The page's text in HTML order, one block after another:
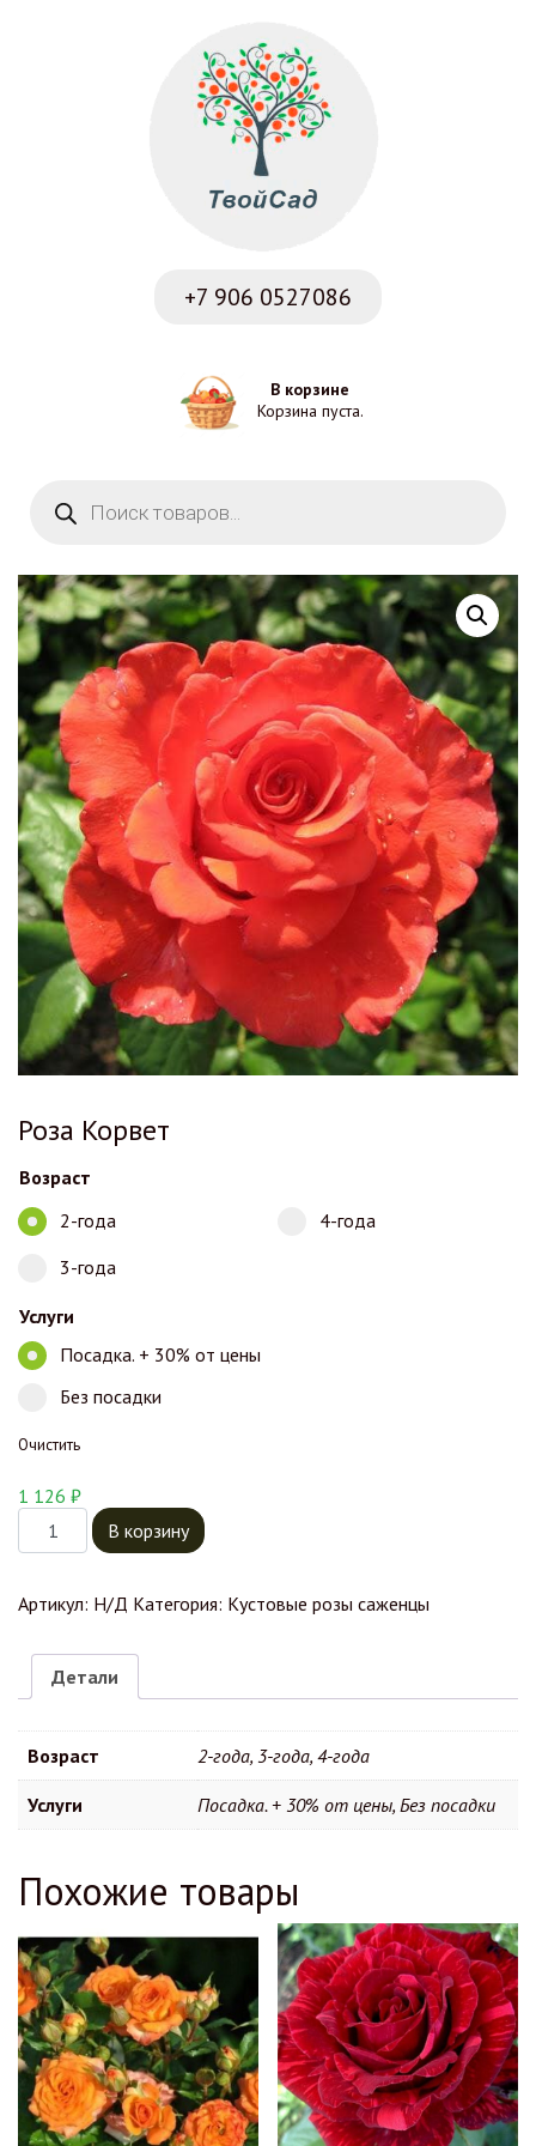
+7 906 0527086
В корзине
Корзина пуста.
Роза Корвет
Возраст
2-года
3-года
4-года
Услуги
Посадка. + 30% от цены
Без посадки
Очистить
1 126 ₽
Количество товара Роза Корвет
В корзину
Артикул: Н/Д Категория: Кустовые розы саженцы
Детали
Возраст 2-года, 3-года, 4-года
Услуги Посадка. + 30% от цены, Без посадки
Похожие товары